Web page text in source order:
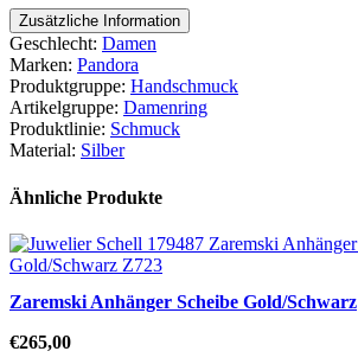
Zusätzliche Information
Geschlecht: Damen
Marken: Pandora
Produktgruppe: Handschmuck
Artikelgruppe: Damenring
Produktlinie: Schmuck
Material: Silber
Ähnliche Produkte
Zaremski Anhänger Scheibe Gold/Schwarz
€265,00